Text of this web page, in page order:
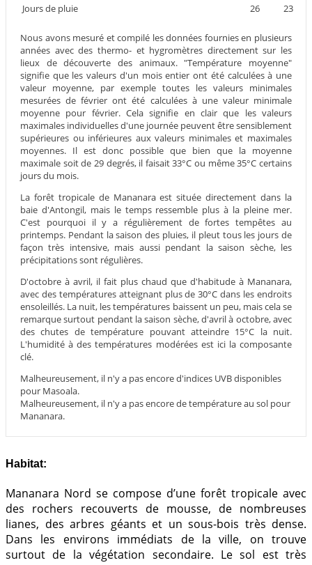
Jours de pluie 26 23
Nous avons mesuré et compilé les données fournies en plusieurs
années avec des thermo- et hygromètres directement sur les
lieux de découverte des animaux. "Température moyenne"
signifie que les valeurs d'un mois entier ont été calculées à une
valeur moyenne, par exemple toutes les valeurs minimales
mesurées de février ont été calculées à une valeur minimale
moyenne pour février. Cela signifie en clair que les valeurs
maximales individuelles d'une journée peuvent être sensiblement
supérieures ou inférieures aux valeurs minimales et maximales
moyennes. Il est donc possible que bien que la moyenne
maximale soit de 29 degrés, il faisait 33°C ou même 35°C certains
jours du mois.
La forêt tropicale de Mananara est située directement dans la
baie d'Antongil, mais le temps ressemble plus à la pleine mer.
C'est pourquoi il y a régulièrement de fortes tempêtes au
printemps. Pendant la saison des pluies, il pleut tous les jours de
façon très intensive, mais aussi pendant la saison sèche, les
précipitations sont régulières.
D'octobre à avril, il fait plus chaud que d'habitude à Mananara,
avec des températures atteignant plus de 30°C dans les endroits
ensoleillés. La nuit, les températures baissent un peu, mais cela se
remarque surtout pendant la saison sèche, d'avril à octobre, avec
des chutes de température pouvant atteindre 15°C la nuit.
L'humidité à des températures modérées est ici la composante
clé.
Malheureusement, il n'y a pas encore d'indices UVB disponibles
pour Masoala.
Malheureusement, il n'y a pas encore de température au sol pour
Mananara.
Habitat:
Mananara Nord se compose d’une forêt tropicale avec
des rochers recouverts de mousse, de nombreuses
lianes, des arbres géants et un sous-bois très dense.
Dans les environs immédiats de la ville, on trouve
surtout de la végétation secondaire. Le sol est très